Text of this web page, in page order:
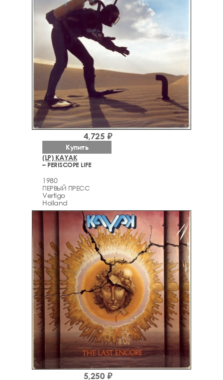
(LP) KAYAK
– PERISCOPE LIFE
1980
ПЕРВЫЙ ПРЕСС
Vertigo
Holland
4,725 ₽
Купить
5,250 ₽